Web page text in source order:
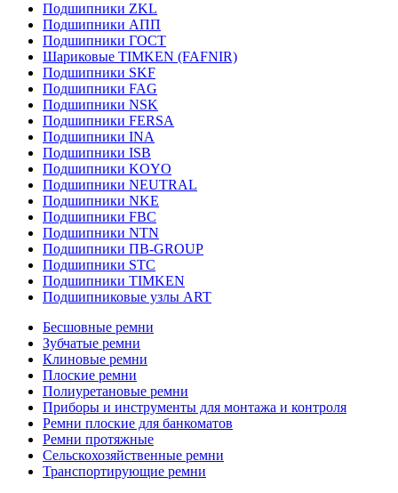
Подшипники ZKL
Подшипники АПП
Подшипники ГОСТ
Шариковые ТІMKEN (FAFNIR)
Подшипники SKF
Подшипники FAG
Подшипники NSK
Подшипники FERSA
Подшипники INA
Подшипники ISB
Подшипники KOYO
Подшипники NEUTRAL
Подшипники NKE
Подшипники FBC
Подшипники NTN
Подшипники ПВ-GROUP
Подшипники STC
Подшипники TIMKEN
Подшипниковые узлы ART
Бесшовные ремни
Зубчатые ремни
Клиновые ремни
Плоские ремни
Полиуретановые ремни
Приборы и инструменты для монтажа и контроля
Ремни плоские для банкоматов
Ремни протяжные
Сельскохозяйственные ремни
Транспортирующие ремни